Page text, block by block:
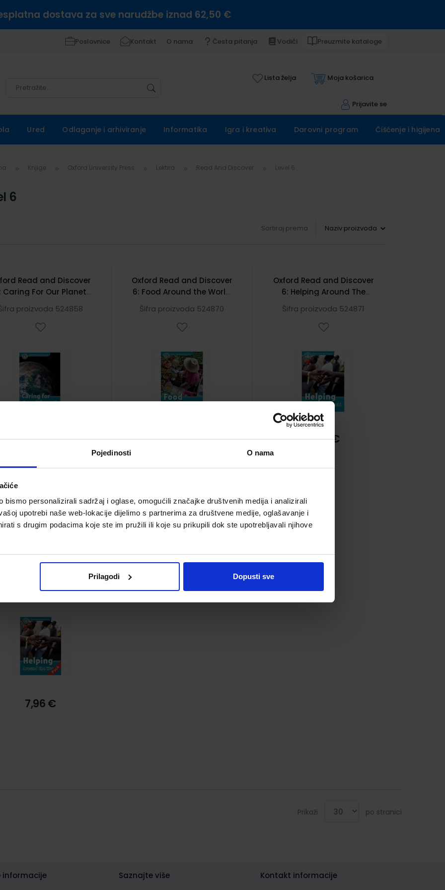
Pojedinosti O nama
bismo personalizirali sadržaj i oglase, omogućili značajke društvenih medija i analizirali
upotrebi naše web-lokacije dijelimo s partnerima za društvene medije, oglašavanje i
s drugim podacima koje ste im pružili ili koje su prikupili dok ste upotrebljavali njihove
Prilagodi Dopusti sve
dostava za sve narudžbe iznad 62,50 €
Poslovnice Kontakt O nama Česta pitanja Vodiči Preuzmite kataloge
Lista želja Moja košarica
Prijavite se
Ured Odlaganje i arhiviranje Informatika Igra i kreativa Darovni program Čišćenje i higijena
Knjige Oxford University Press Lektira Read And Discover
6
Sortiraj prema
Read and Discover
Caring For Our Planet
proizvoda 524858
7,96 €
Oxford Read and Discover
6: Food Around the World
Šifra proizvoda 524870
7,96 €
Oxford Read and Discover
6: Helping Around The
Šifra proizvoda 524871
5,04 €
Helping Around The
7,96 €
Prikaži po stranici
informacije Saznajte više Kontakt informacije